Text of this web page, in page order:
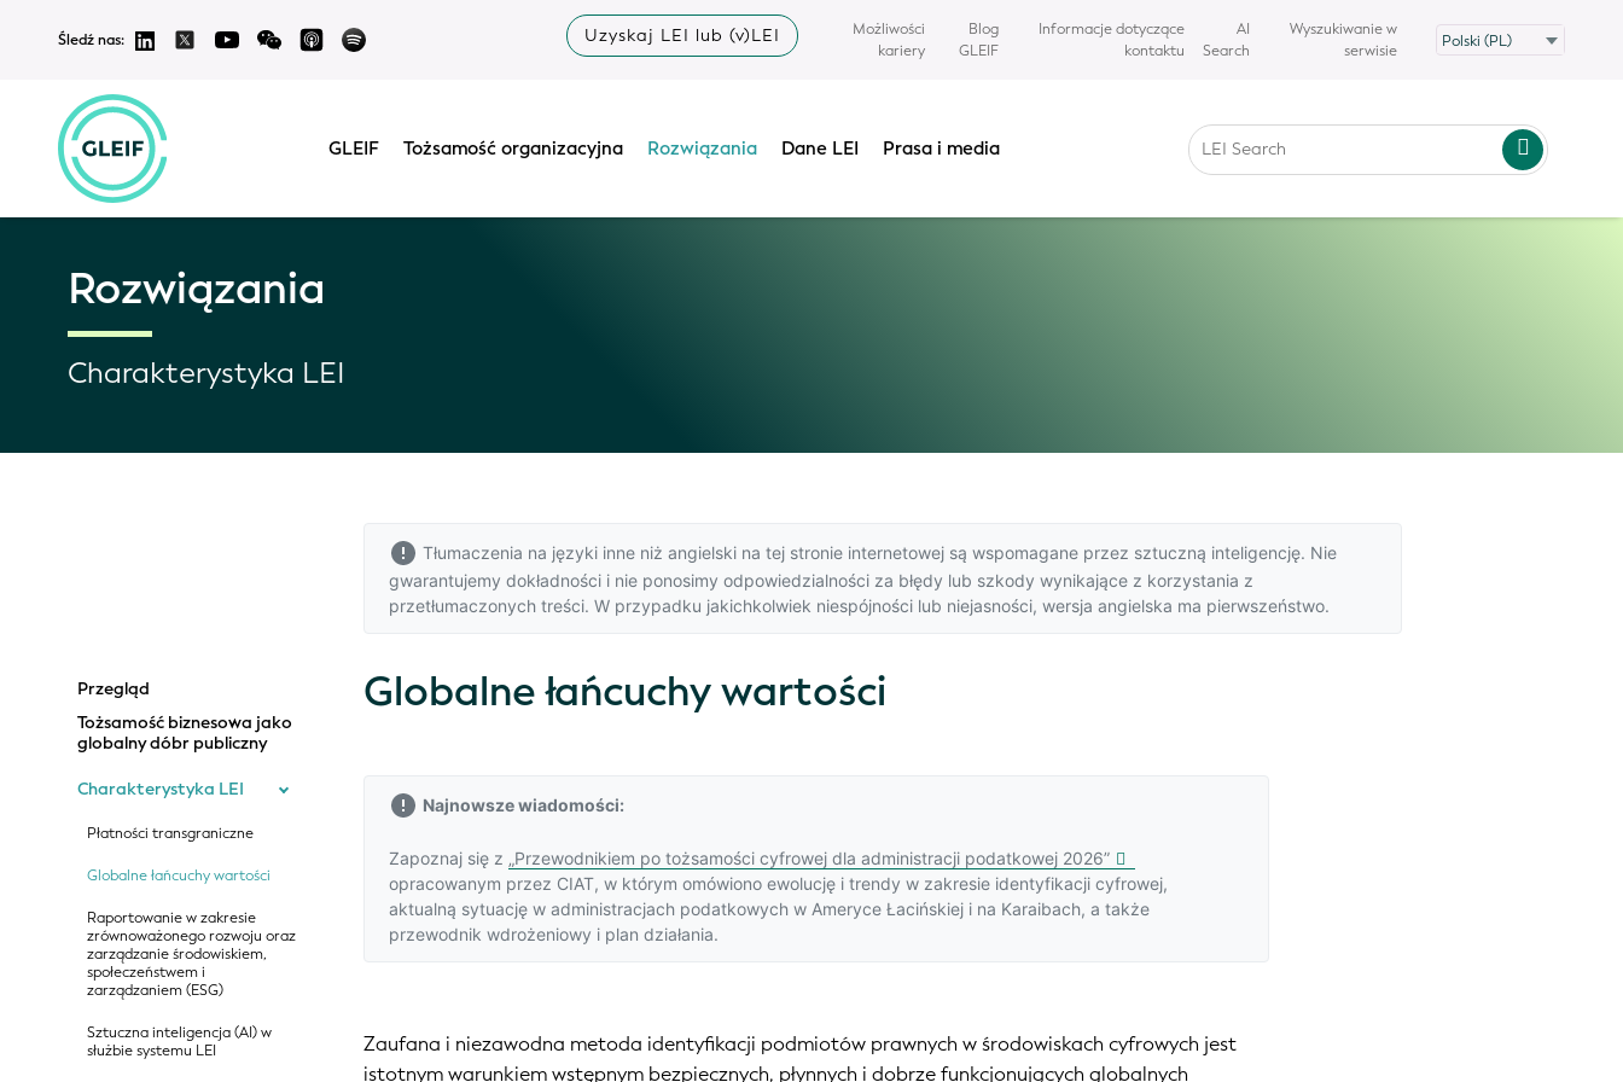
Śledź nas: Uzyskaj LEI lub (v)LEI
Możliwości
kariery
Blog
GLEIF
Informacje dotyczące
kontaktu
AI
Search
Wyszukiwanie w
serwisie
GLEIF Tożsamość organizacyjna Rozwiązania Dane LEI Prasa i media
Rozwiązania
Charakterystyka LEI
Tłumaczenia na języki inne niż angielski na tej stronie internetowej są wspomagane przez sztuczną inteligencję. Nie
gwarantujemy dokładności i nie ponosimy odpowiedzialności za błędy lub szkody wynikające z korzystania z
przetłumaczonych treści. W przypadku jakichkolwiek niespójności lub niejasności,wersja angielska ma pierwszeństwo.
Przegląd
Tożsamość biznesowa jako
globalny dóbr publiczny
Charakterystyka LEI
Płatności transgraniczne
Globalne łańcuchy wartości
Raportowanie w zakresie
zrównoważonego rozwoju oraz
zarządzanie środowiskiem,
społeczeństwem i
zarządzaniem (ESG)
Sztuczna inteligencja (AI) w
służbie systemu LEI
Globalne łańcuchy wartości
Najnowsze wiadomości:
Zapoznaj się z „Przewodnikiem po tożsamości cyfrowej dla administracji podatkowej 2026”
opracowanym przez CIAT, w którym omówiono ewolucję i trendy w zakresie identyfikacji cyfrowej,
aktualną sytuację w administracjach podatkowych w Ameryce Łacińskiej i na Karaibach, a także
przewodnik wdrożeniowy i plan działania.
Zaufana i niezawodna metoda identyfikacji podmiotów prawnych w środowiskach cyfrowych jest
istotnym warunkiem wstępnym bezpiecznych, płynnych i dobrze funkcjonujących globalnych